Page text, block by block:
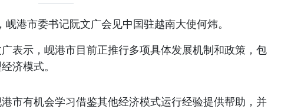
港市委书记阮文广会见中国驻越南大使何炜。
广表示，岘港市目前正推行多项具体发展机制和政策，包
济模式。
市有机会学习借鉴其他经济模式运行经验提供帮助，并